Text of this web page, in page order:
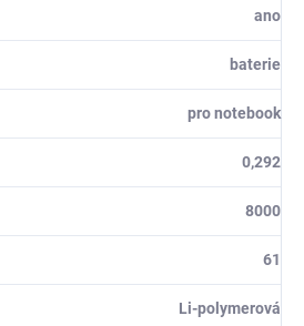
ano
baterie
pro notebook
0,292
8000
61
Li-polymerová